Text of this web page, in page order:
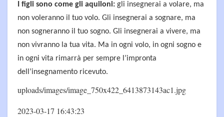
I figli sono come gli aquiloni: gli insegnerai a volare, ma
non voleranno il tuo volo. Gli insegnerai a sognare, ma
non sogneranno il tuo sogno. Gli insegnerai a vivere, ma
non vivranno la tua vita. Ma in ogni volo, in ogni sogno e
in ogni vita rimarrà per sempre l’impronta
dell’insegnamento ricevuto.
uploads/images/image_750x422_6413873143ac1.jpg
2023-03-17 16:43:23